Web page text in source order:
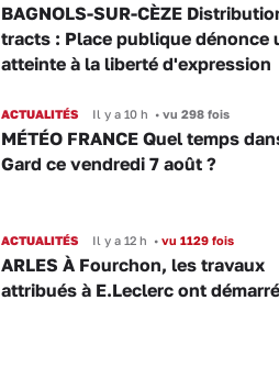
BAGNOLS-SUR-CÈZE
tracts : Place publique dénonce
atteinte à la liberté d'expression
ACTUALITÉS Il y a 10 h •vu 298 fois
MÉTÉO FRANCE Quel temps
Gard ce vendredi 7 août ?
ACTUALITÉS Il y a 12 h •vu 1129 fois
ARLES À Fourchon, les travaux
attribués à E.Leclerc ont démarré